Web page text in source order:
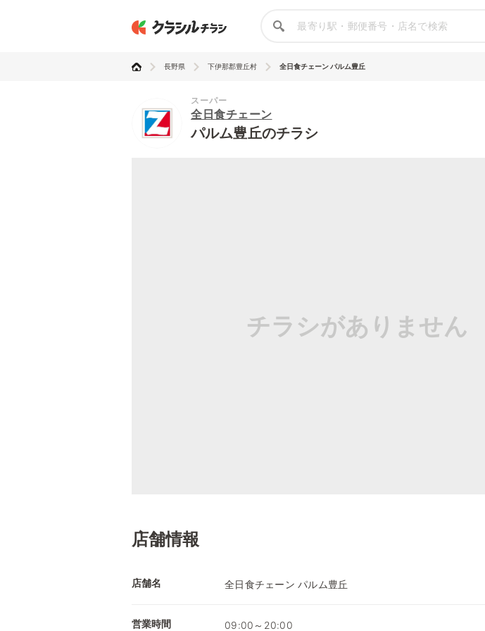
長野県 下伊那郡豊丘村 全日食チェーン パルム豊丘
スーパー
全日食チェーン
パルム豊丘のチラシ
チラシがありません
店舗情報
店舗名 全日食チェーン パルム豊丘
営業時間 09:00～20:00